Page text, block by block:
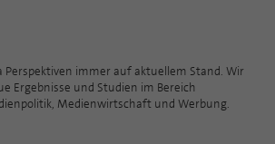
Perspektiven immer auf aktuellem Stand. Wir
Ergebnisse und Studien im Bereich
Medienwirtschaft und Werbung.